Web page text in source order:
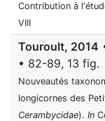
Contribution à
VIII
Touroult, 2014
• 82-89, 13 fig.
Nouveautés
longicornes des
Cerambycidae). In